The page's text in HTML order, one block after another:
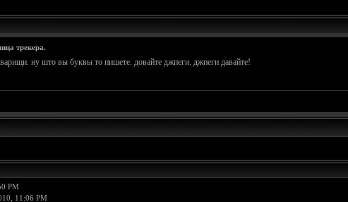
трекера.
ну што вы буквы то пишете. довайте джпеги. джпеги давайте!
PM
11:06 PM